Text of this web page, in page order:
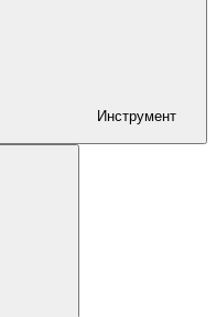
Инструмент